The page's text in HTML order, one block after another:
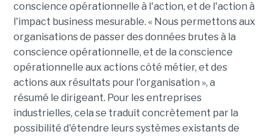
conscience opérationnelle à l'action, et de l'action à
l'impact business mesurable. « Nous permettons aux
organisations de passer des données brutes à la
conscience opérationnelle, et de la conscience
opérationnelle aux actions côté métier, et des
actions aux résultats pour l'organisation », a
résumé le dirigeant. Pour les entreprises
industrielles, cela se traduit concrètement par la
possibilité d'étendre leurs systèmes existants de